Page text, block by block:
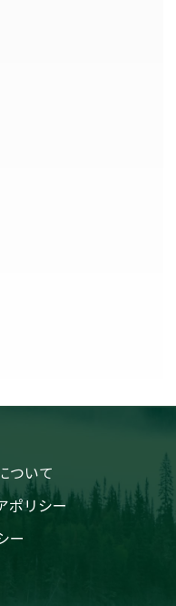
ついて
ポリシー
ー